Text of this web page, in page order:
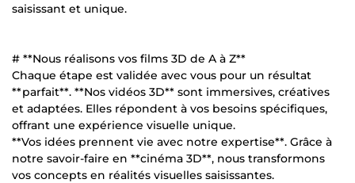
saisissant et unique.
# **Nous réalisons vos films 3D de A à Z**
Chaque étape est validée avec vous pour un résultat
**parfait**. **Nos vidéos 3D** sont immersives, créatives
et adaptées. Elles répondent à vos besoins spécifiques,
offrant une expérience visuelle unique.
**Vos idées prennent vie avec notre expertise**. Grâce à
notre savoir-faire en **cinéma 3D**, nous transformons
vos concepts en réalités visuelles saisissantes.